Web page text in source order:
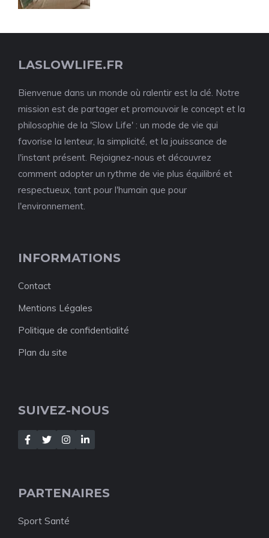
LASLOWLIFE.FR
Bienvenue dans un monde où ralentir est la clé. Notre
mission est de partager et promouvoir le concept et la
philosophie de la 'Slow Life' : un mode de vie qui
favorise la lenteur, la simplicité, et la jouissance de
l'instant présent. Rejoignez-nous et découvrez
comment adopter un rythme de vie plus équilibré et
respectueux, tant pour l'humain que pour
l'environnement.
INFORMATIONS
Contact
Mentions Légales
Politique de confidentialité
Plan du site
SUIVEZ-NOUS
PARTENAIRES
Sport Santé